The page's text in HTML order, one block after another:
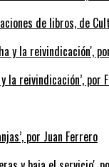
de libros, de
la reivindicación’, por
por Juan Ferrero